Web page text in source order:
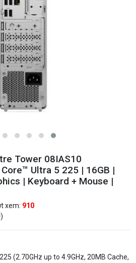
Tower 08IAS10
Ultra 5 225 | 16GB |
| Keyboard + Mouse |
xem: 910
(2.70GHz up to 4.9GHz, 20MB Cache,